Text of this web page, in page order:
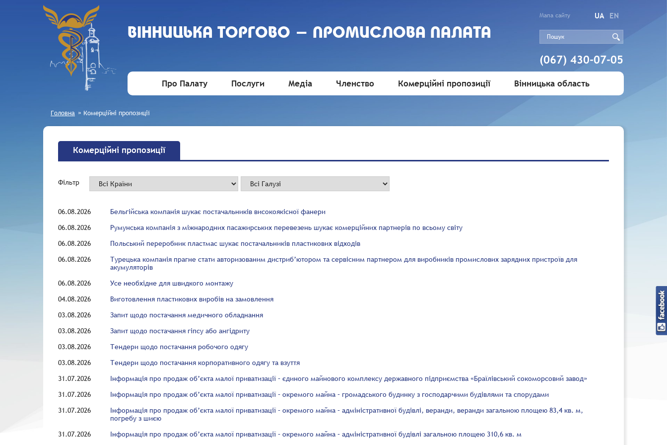
ВIННИЦЬКА ТОРГОВО - ПРОМИСЛОВА ПАЛАТА
Мапа сайту UA EN
(067) 430-07-05
Про Палату Послуги Медіа Членство Комерційні пропозиції Вінницька область
Головна » Комерційні пропозиції
Комерційні пропозиції
Фільтр
06.08.2026
Бельгійська компанія шукає постачальників високоякісної фанери
06.08.2026
Румунська компанія з міжнародних пасажирських перевезень шукає комерційних партнерів по всьому світу
06.08.2026
Польський переробник пластмас шукає постачальників пластикових відходів
06.08.2026
Турецька компанія прагне стати авторизованим дистриб’ютором та сервісним партнером для виробників промислових зарядних пристроїв для
акумуляторів
06.08.2026
Усе необхідне для швидкого монтажу
04.08.2026
Виготовлення пластикових виробів на замовлення
03.08.2026
Запит щодо постачання медичного обладнання
03.08.2026
Запит щодо постачання гіпсу або ангідриту
03.08.2026
Тендери щодо постачання робочого одягу
03.08.2026
Тендери щодо постачання корпоративного одягу та взуття
31.07.2026
Інформація про продаж об’єкта малої приватизації – єдиного майнового комплексу державного підприємства «Браїлівський сокоморсовий завод»
31.07.2026
Інформація про продаж об’єкта малої приватизації – окремого майна – громадського будинку з господарчими будівлями та спорудами
31.07.2026
Інформація про продаж об’єкта малої приватизації – окремого майна – адміністративної будівлі, веранди, веранди загальною площею 83,4 кв. м,
погребу з шиєю
31.07.2026
Інформація про продаж об’єкта малої приватизації – окремого майна – адміністративної будівлі загальною площею 310,6 кв. м